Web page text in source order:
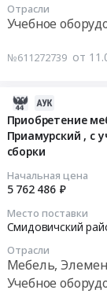
Отрасли
Учебное
№611272739 от
Приобретение
Приамурский , с
сборки
Начальная цена
5 762 486 ₽
Место поставки
Отрасли
Мебель,
Учебное